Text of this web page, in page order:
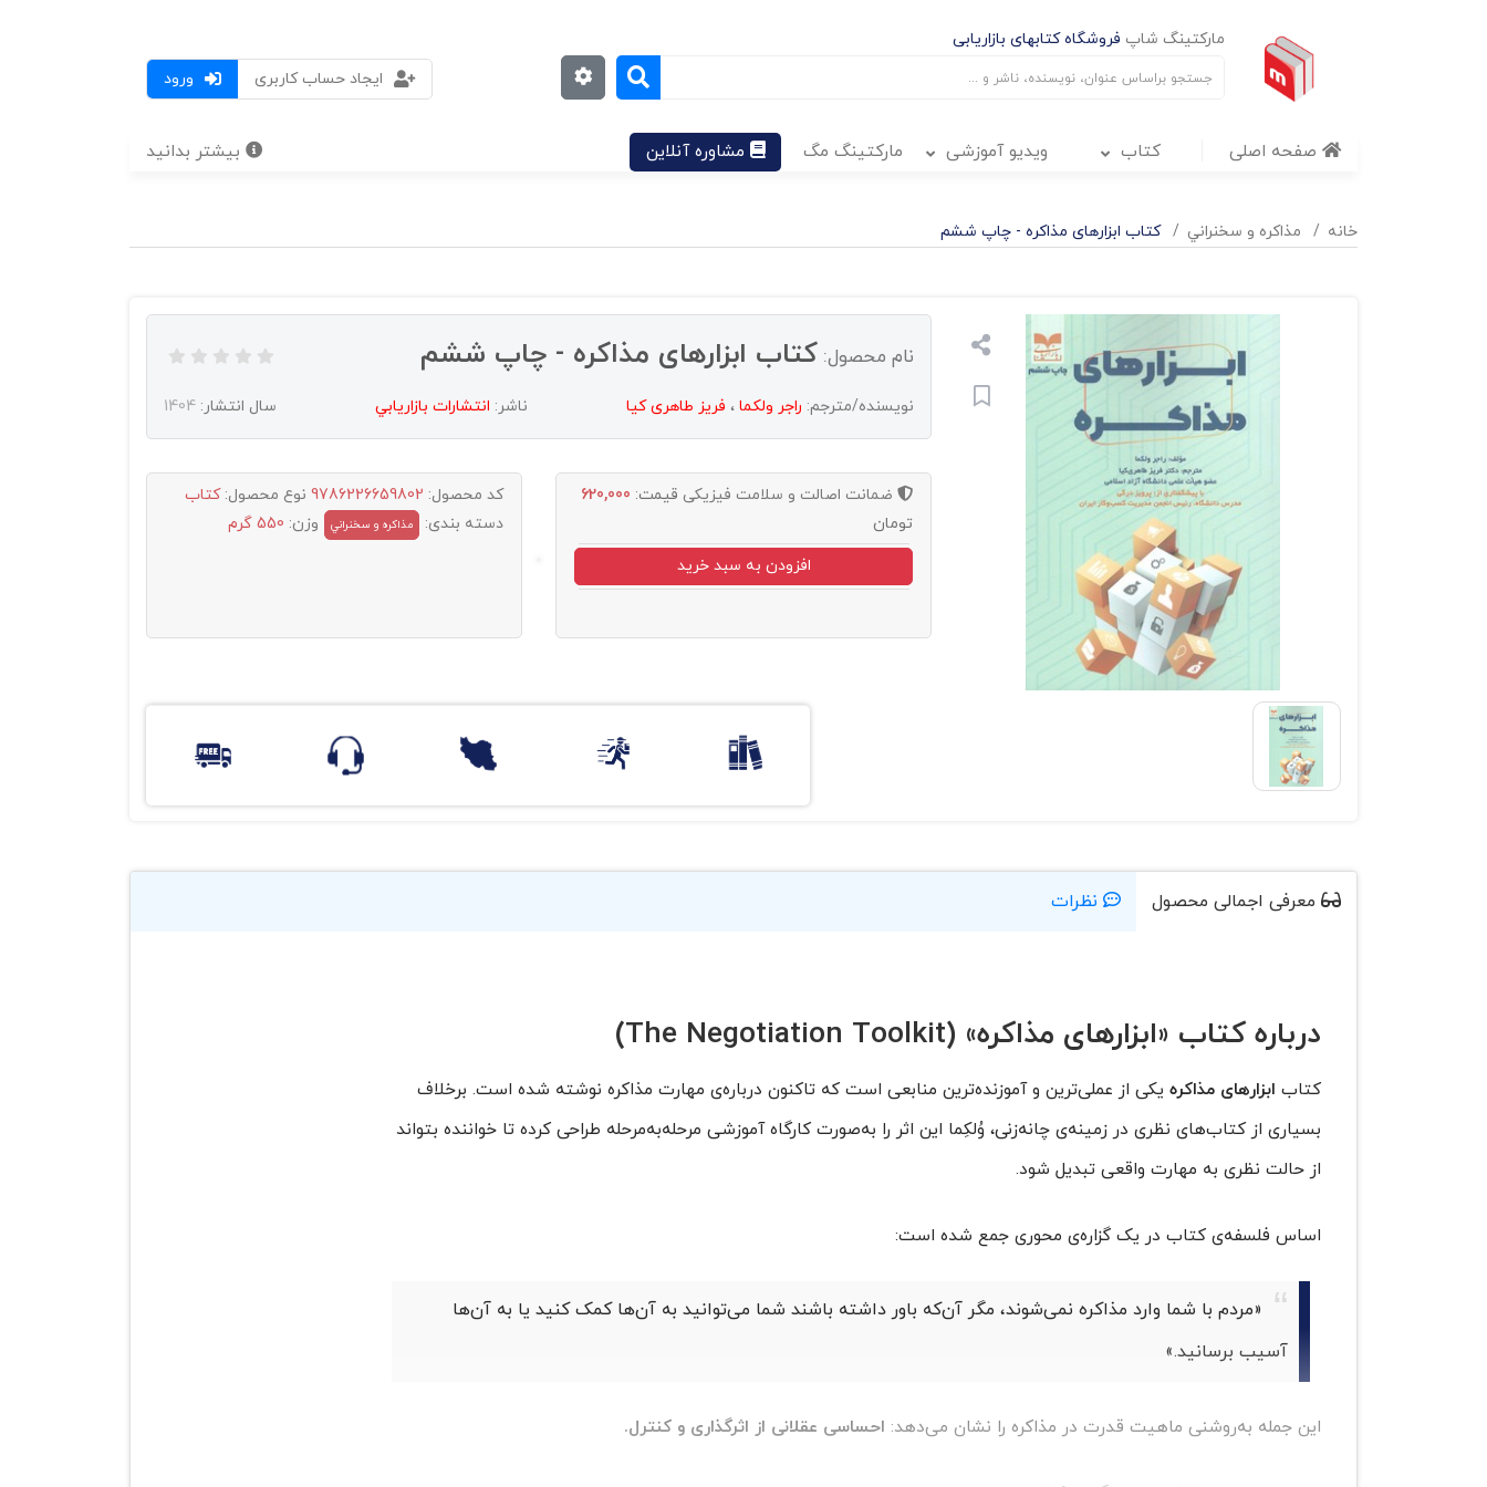
مارکتینگ شاپ فروشگاه کتابهای بازاریابی
ورود
ایجاد حساب کاربری
صفحه اصلی کتاب ویدیو آموزشی مارکتینگ مگ مشاوره آنلاین بیشتر بدانید
خانه مذاکره و سخنراني کتاب ابزارهای مذاکره - چاپ ششم
نام محصول: کتاب ابزارهای مذاکره - چاپ ششم
نویسنده/مترجم: راجر ولکما ، فریز طاهری کیا ناشر: انتشارات بازاريابي سال انتشار: 1404
ضمانت اصالت و سلامت فیزیکی قیمت: 620,000
تومان
افزودن به سبد خرید
کد محصول: 9786226659802 نوع محصول:کتاب
دسته بندی:
مذاکره و سخنراني وزن: 550 گرم
معرفی اجمالی محصول نظرات
درباره کتاب «ابزارهای مذاکره» (The Negotiation Toolkit)
کتاب ابزارهای مذاکره یکی از عملی‌ترین و آموزنده‌ترین منابعی است که تاکنون درباره‌ی مهارت مذاکره نوشته شده است. برخلاف
بسیاری از کتاب‌های نظری در زمینه‌ی چانه‌زنی، وُلکِما این اثر را به‌صورت کارگاه آموزشی مرحله‌به‌مرحله طراحی کرده تا خواننده بتواند
از حالت نظری به مهارت واقعی تبدیل شود.
اساس فلسفه‌ی کتاب در یک گزاره‌ی محوری جمع شده است:
«مردم با شما وارد مذاکره نمی‌شوند، مگر آن‌که باور داشته باشند شما می‌توانید به آن‌ها کمک کنید یا به آن‌ها
آسیب برسانید.»
این جمله به‌روشنی ماهیت قدرت در مذاکره را نشان می‌دهد: احساسی عقلانی از اثرگذاری و کنترل.